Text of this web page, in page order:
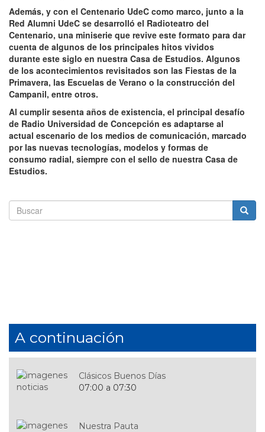
Además, y con el Centenario UdeC como marco, junto a la
Red Alumni UdeC se desarrolló el Radioteatro del
Centenario, una miniserie que revive este formato para dar
cuenta de algunos de los principales hitos vividos
durante este siglo en nuestra Casa de Estudios. Algunos
de los acontecimientos revisitados son las Fiestas de la
Primavera, las Escuelas de Verano o la construcción del
Campanil, entre otros.
Al cumplir sesenta años de existencia, el principal desafío
de Radio Universidad de Concepción es adaptarse al
actual escenario de los medios de comunicación, marcado
por las nuevas tecnologías, modelos y formas de
consumo radial, siempre con el sello de nuestra Casa de
Estudios.
Formulario
A continuación
Clásicos Buenos Días
07:00 a 07:30
Nuestra Pauta